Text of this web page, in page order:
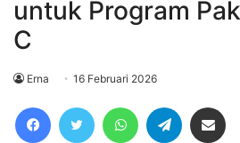
untuk Program
C
Erna 16 Februari 2026
FacebookTwitter WhatsAppTelegram